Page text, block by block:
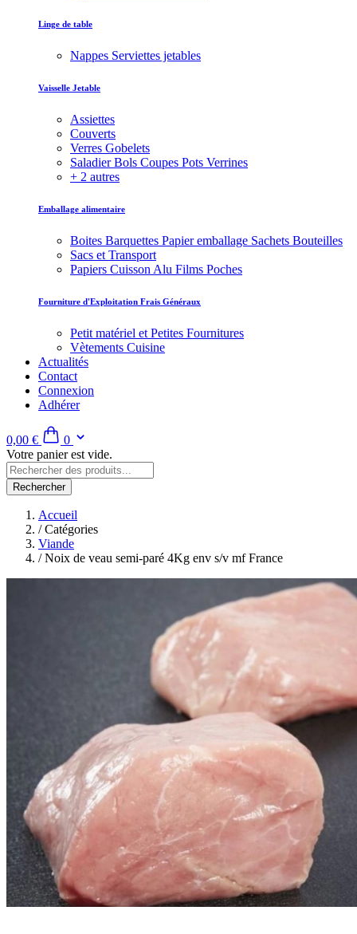
Linge de table
Nappes Serviettes jetables
Vaisselle Jetable
Assiettes
Couverts
Verres Gobelets
Saladier Bols Coupes Pots Verrines
+ 2 autres
Emballage alimentaire
Boites Barquettes Papier emballage Sachets Bouteilles
Sacs et Transport
Papiers Cuisson Alu Films Poches
Fourniture d'Exploitation Frais Généraux
Petit matériel et Petites Fournitures
Vètements Cuisine
Actualités
Contact
Connexion
Adhérer
0,00 €
0
Votre panier est vide.
Rechercher
Accueil
/Catégories
Viande
/Noix de veau semi-paré 4Kg env s/v mf France